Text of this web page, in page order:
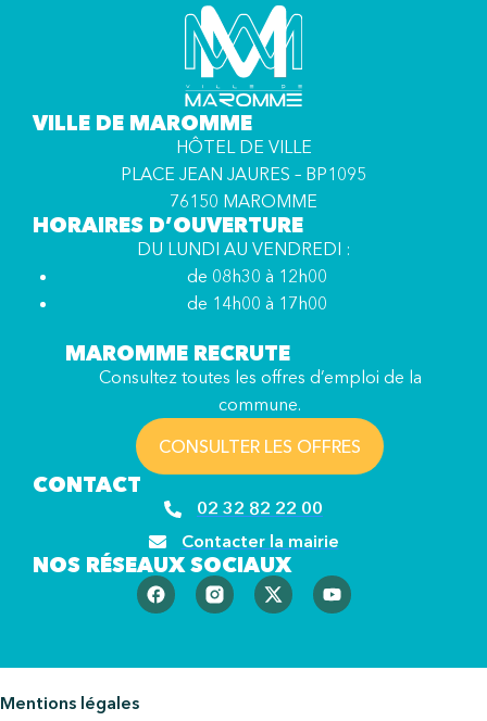
VILLE DE MAROMME
HÔTEL DE VILLE
PLACE JEAN JAURES – BP1095
76150 MAROMME
HORAIRES D’OUVERTURE
DU LUNDI AU VENDREDI :
de 08h30 à 12h00
de 14h00 à 17h00
MAROMME RECRUTE
Consultez toutes les offres d’emploi de la
commune.
CONSULTER LES OFFRES
CONTACT
02 32 82 22 00
Contacter la mairie
NOS RÉSEAUX SOCIAUX
Mentions légales